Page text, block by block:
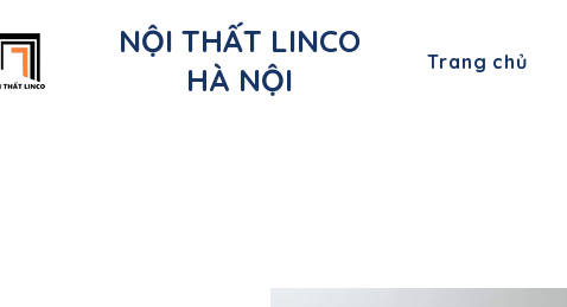
NỘI THẤT LINCO
HÀ NỘI
Trang chủ